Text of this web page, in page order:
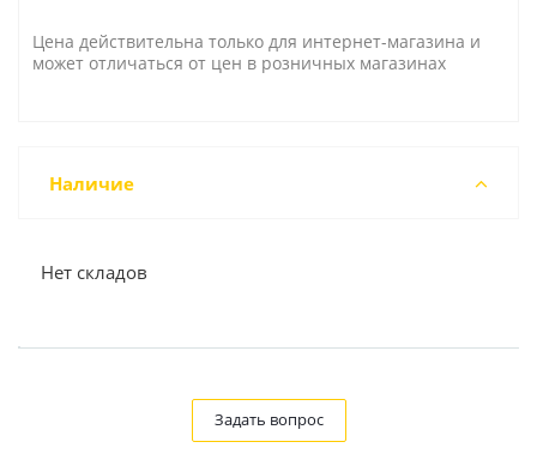
Цена действительна только для интернет-магазина и
может отличаться от цен в розничных магазинах
Наличие
Нет складов
Задать вопрос